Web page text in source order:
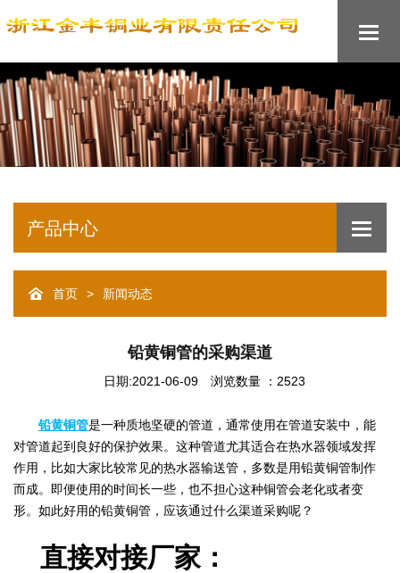
产品中心
首页 > 新闻动态
铅黄铜管的采购渠道
日期:2021-06-09 浏览数量 ：2523
铅黄铜管是一种质地坚硬的管道，通常使用在管道安装中，能
对管道起到良好的保护效果。这种管道尤其适合在热水器领域发挥
作用，比如大家比较常见的热水器输送管，多数是用铅黄铜管制作
而成。即便使用的时间长一些，也不担心这种铜管会老化或者变
形。如此好用的铅黄铜管，应该通过什么渠道采购呢？
直接对接厂家：